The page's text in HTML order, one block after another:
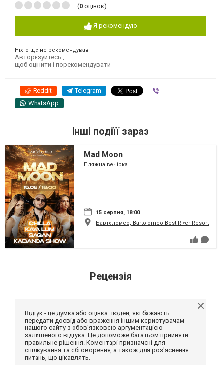
(0 оцінок)
Я рекомендую
Ніхто ще не рекомендував
Авторизуйтесь
щоб оцінити і порекомендувати
Reddit Telegram
WhatsApp
Інші подіїї зараз
Mad Moon
Пляжна вечірка
15 серпня, 18:00
Бартоломео, Bartolomeo Best River Resort
Рецензія
Відгук - це думка або оцінка людей, які бажають
передати досвід або враження іншим користувачам
нашого сайту з обов'язковою аргументацією
залишеного відгука. Це допоможе багатьом прийняти
правильне рішення. Коментарі призначені для
спілкування та обговорення, а також для роз'яснення
питань, що цікавлять.